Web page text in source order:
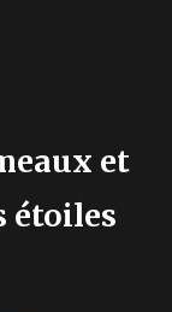
et
étoiles